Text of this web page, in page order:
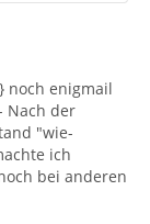
noch enigmail
Nach der
"wie-
ich
bei anderen